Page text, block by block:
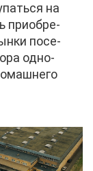
на
при­об­ре­
по­се­
од­но­